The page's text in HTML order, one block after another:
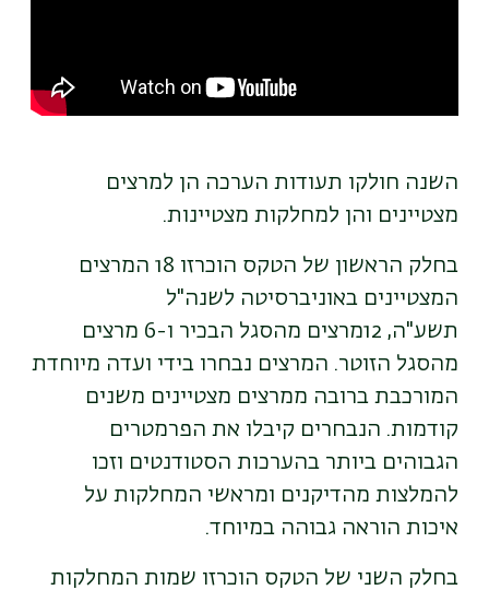
השנה חולקו תעודות הערכה הן למרצים
מצטיינים והן למחלקות מצטיינות.
בחלק הראשון של הטקס הוכרזו 18 המרצים
המצטיינים באוניברסיטה לשנה"ל
תשע"ה, 12מרצים מהסגל הבכיר ו-6 מרצים
מהסגל הזוטר. המרצים נבחרו בידי ועדה מיוחדת
המורכבת ברובה ממרצים מצטיינים משנים
קודמות. הנבחרים קיבלו את הפרמטרים
הגבוהים ביותר בהערכות הסטודנטים וזכו
להמלצות מהדיקנים ומראשי המחלקות על
איכות הוראה גבוהה במיוחד.
בחלק השני של הטקס הוכרזו שמות המחלקות